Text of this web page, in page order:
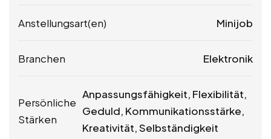
Anstellungsart(en) Minijob
Branchen Elektronik
Persönliche
Stärken
Anpassungsfähigkeit, Flexibilität,
Geduld, Kommunikationsstärke,
Kreativität, Selbständigkeit